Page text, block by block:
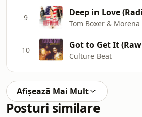
9
Tom Boxer & Morena
10 Got to Get It
Culture Beat
Afișează Mai Mult
Posturi similare